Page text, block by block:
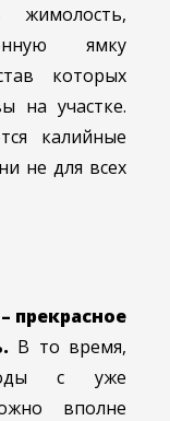
ямку
которых
на участке.
калийные
не для всех
прекрасное
В то время,
с уже
вполне